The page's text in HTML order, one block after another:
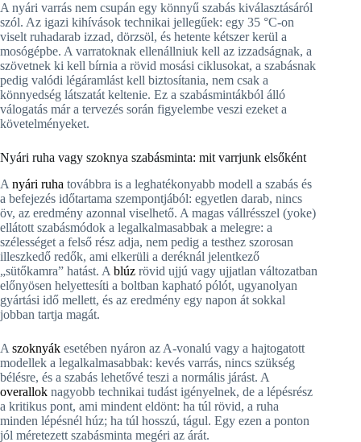
A nyári varrás nem csupán egy könnyű szabás kiválasztásáról
szól. Az igazi kihívások technikai jellegűek: egy 35 °C-on
viselt ruhadarab izzad, dörzsöl, és hetente kétszer kerül a
mosógépbe. A varratoknak ellenállniuk kell az izzadságnak, a
szövetnek ki kell bírnia a rövid mosási ciklusokat, a szabásnak
pedig valódi légáramlást kell biztosítania, nem csak a
könnyedség látszatát keltenie. Ez a szabásmintákból álló
válogatás már a tervezés során figyelembe veszi ezeket a
követelményeket.
Nyári ruha vagy szoknya szabásminta: mit varrjunk elsőként
A nyári ruha továbbra is a leghatékonyabb modell a szabás és
a befejezés időtartama szempontjából: egyetlen darab, nincs
öv, az eredmény azonnal viselhető. A magas vállrésszel (yoke)
ellátott szabásmódok a legalkalmasabbak a melegre: a
szélességet a felső rész adja, nem pedig a testhez szorosan
illeszkedő redők, ami elkerüli a deréknál jelentkező
„sütőkamra” hatást. A blúz rövid ujjú vagy ujjatlan változatban
előnyösen helyettesíti a boltban kapható pólót, ugyanolyan
gyártási idő mellett, és az eredmény egy napon át sokkal
jobban tartja magát.
A szoknyák esetében nyáron az A-vonalú vagy a hajtogatott
modellek a legalkalmasabbak: kevés varrás, nincs szükség
bélésre, és a szabás lehetővé teszi a normális járást. A
overallok nagyobb technikai tudást igényelnek, de a lépésrész
a kritikus pont, ami mindent eldönt: ha túl rövid, a ruha
minden lépésnél húz; ha túl hosszú, tágul. Egy ezen a ponton
jól méretezett szabásminta megéri az árát.